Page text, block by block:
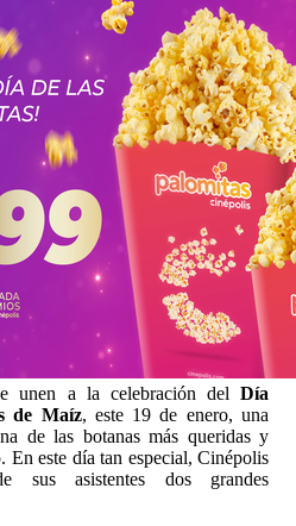
unen a la celebración del Día
de Maíz, este 19 de enero, una
de las botanas más queridas y
En este día tan especial, Cinépolis
sus asistentes dos grandes